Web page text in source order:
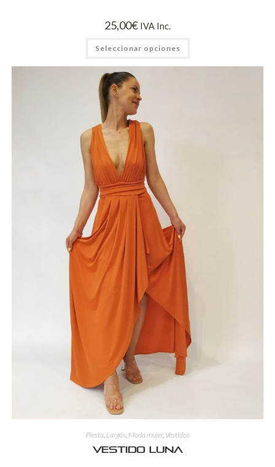
25,00€ IVA Inc.
Seleccionar opciones
Fiesta, Largos, Moda mujer, Vestidos
Vestido Luna